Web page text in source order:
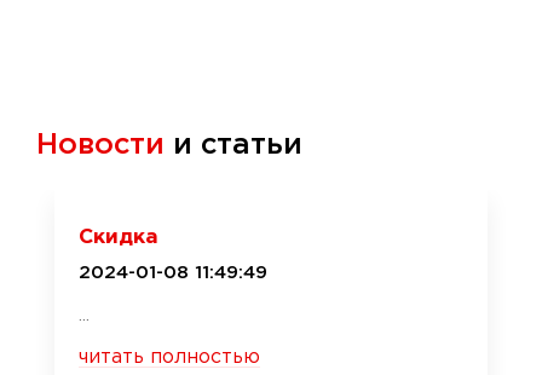
Новости и статьи
Скидка
2024-01-08 11:49:49
читать полностью